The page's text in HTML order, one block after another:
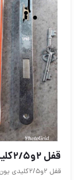
قفل ٢و٢/٥كليدي يونچيني با كيفيت با
قفل ٢و٢/٥كليدي يون